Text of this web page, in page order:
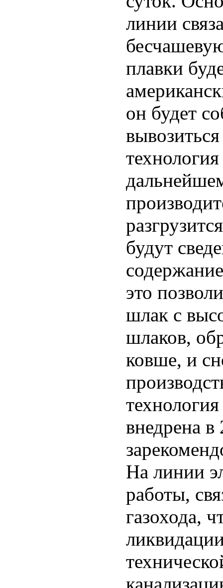
линии
плавки
он будет
будут
это
шлак с
шлаков,
ковше, и
внедрена
На линии
работы,
газохода,